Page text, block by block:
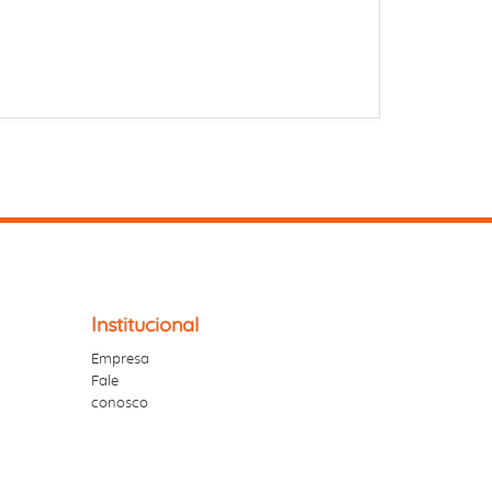
Institucional
Empresa
Fale
conosco